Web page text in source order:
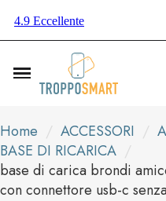
Home ACCESSORI
BASE DI RICARICA
base di carica brondi
con connettore usb-c